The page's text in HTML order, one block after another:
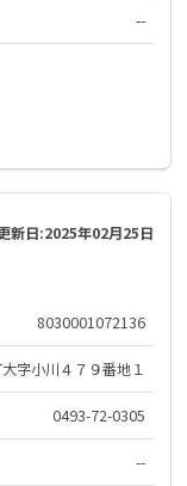
--
新日:2025年02月25日
8030001072136
字小川４７９番地１
0493-72-0305
--